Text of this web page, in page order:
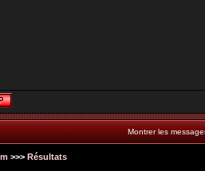
Montrer les
>>> Résultats